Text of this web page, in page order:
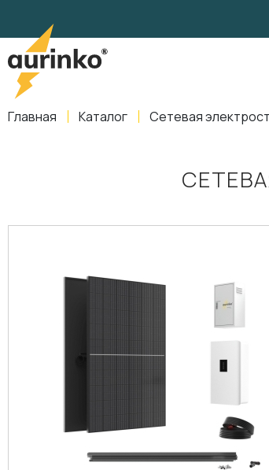
Главная Каталог Сетевая
,Свердловская область
info@aurinkos.com
8-800-770-79-40